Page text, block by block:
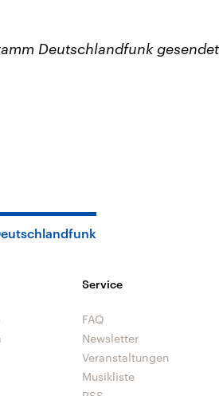
Deutschlandfunk
Service
FAQ
Newsletter
Veranstaltungen
Musikliste